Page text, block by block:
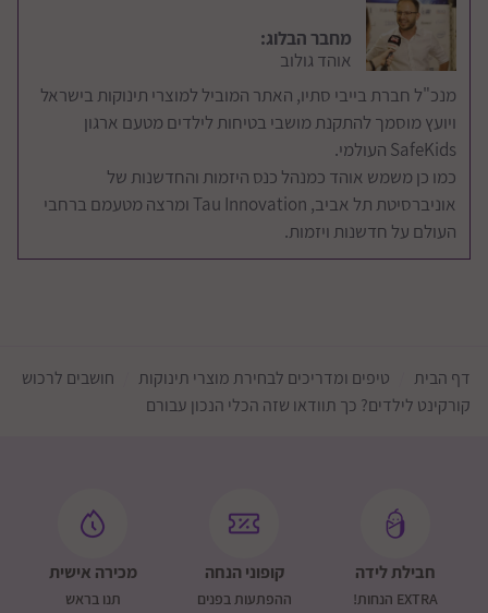
מחבר הבלוג:
אוהד גולוב
מנכ"ל חברת בייבי סתיו, האתר המוביל למוצרי תינוקות בישראל
ויועץ מוסמך להתקנת מושבי בטיחות לילדים מטעם ארגון
SafeKids העולמי.
כמו כן משמש אוהד כמנהל כנס היזמות והחדשנות של
אוניברסיטת תל אביב, Tau Innovation ומרצה מטעמם ברחבי
העולם על חדשנות ויזמות.
דף הבית טיפים ומדריכים לבחירת מוצרי תינוקות
חושבים לרכוש
קורקינט לילדים? כך תוודאו שזה הכלי הנכון עבורם
חבילת לידה
EXTRA הנחות!
קופוני הנחה
ההפתעות בפנים
מכירה אישית
תנו בראש